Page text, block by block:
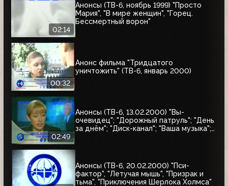
02:14
Анонсы (ТВ-6, ноябрь 1999) "Просто
Мария", "В мире женщин", "Горец.
Бессмертный ворон"
00:32
Анонс фильма "Тридцатого
уничтожить" (ТВ-6, январь 2000)
02:49
Анонсы (ТВ-6, 13.02.2000) "Вы-
очевидец"; "Дорожный патруль"; "День
за днём"; "Диск-канал"; "Ваша музыка";
Анонсы (ТВ-6, 20.02.2000) "Пси-
фактор", "Летучая мышь", "Призрак и
тьма", "Приключения Шерлока Холмса"